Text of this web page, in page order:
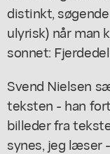
distinkt,
ulyrisk) når man
sonnet:
Svend Nielsen
teksten - han
billeder fra
synes, jeg læser